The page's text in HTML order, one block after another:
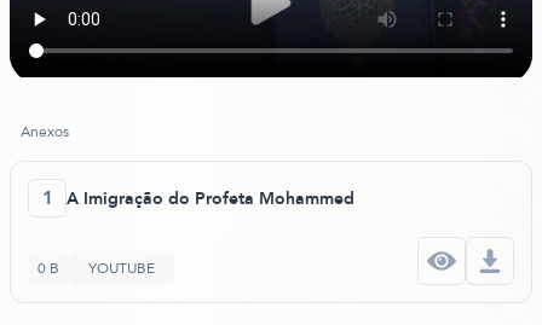
Anexos
1 A Imigração do Profeta Mohammed
0 B YOUTUBE